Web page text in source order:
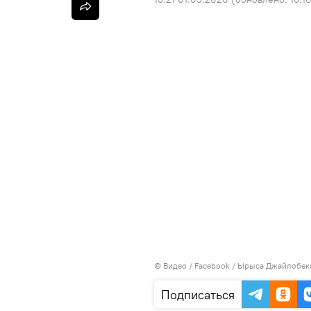
© Видео / Facebook / Ырыса
Подписаться